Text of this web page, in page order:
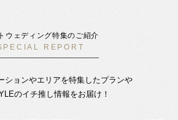
ウェディング特集のご紹介
REPORT
ションやエリアを特集したプランや
のイチ推し情報をお届け！